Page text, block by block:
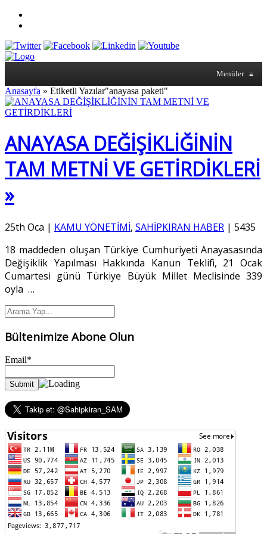
Menüler ≡
Anasayfa » Etiketli Yazılar"anayasa paketi"
ANAYASA DEĞİŞİKLİĞİNİN
TAM METNİ VE GETİRDİKLERİ
»
25th Oca | KAMU YÖNETİMİ, SAHİPKIRAN HABER | 5435
18 maddeden oluşan Türkiye Cumhuriyeti Anayasasında
Değişiklik Yapılması Hakkında Kanun Teklifi, 21 Ocak
Cumartesi günü Türkiye Büyük Millet Meclisinde 339
oyla …
Bültenimize Abone Olun
Email*